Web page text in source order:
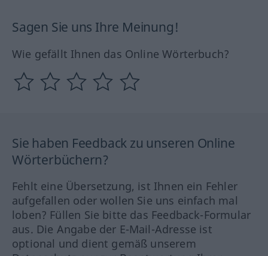
Sagen Sie uns Ihre Meinung!
Wie gefällt Ihnen das Online Wörterbuch?
Sie haben Feedback zu unseren Online
Wörterbüchern?
Fehlt eine Übersetzung, ist Ihnen ein Fehler
aufgefallen oder wollen Sie uns einfach mal
loben? Füllen Sie bitte das Feedback-Formular
aus. Die Angabe der E-Mail-Adresse ist
optional und dient gemäß unserem